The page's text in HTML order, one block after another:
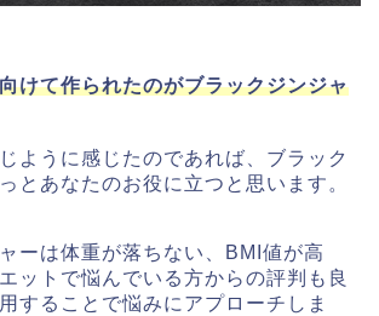
けて作られたのがブラックジンジャ
ように感じたのであれば、ブラック
とあなたのお役に立つと思います。
ーは体重が落ちない、BMI値が高
ットで悩んでいる方からの評判も良
することで悩みにアプローチしま